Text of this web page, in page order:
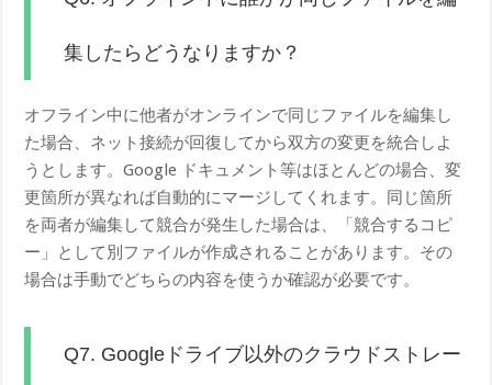
集したらどうなりますか？
オフライン中に他者がオンラインで同じファイルを編集し
た場合、ネット接続が回復してから双方の変更を統合しよ
うとします。Google ドキュメント等はほとんどの場合、変
更箇所が異なれば自動的にマージしてくれます。同じ箇所
を両者が編集して競合が発生した場合は、「競合するコピ
ー」として別ファイルが作成されることがあります。その
場合は手動でどちらの内容を使うか確認が必要です。
Q7. Googleドライブ以外のクラウドストレー